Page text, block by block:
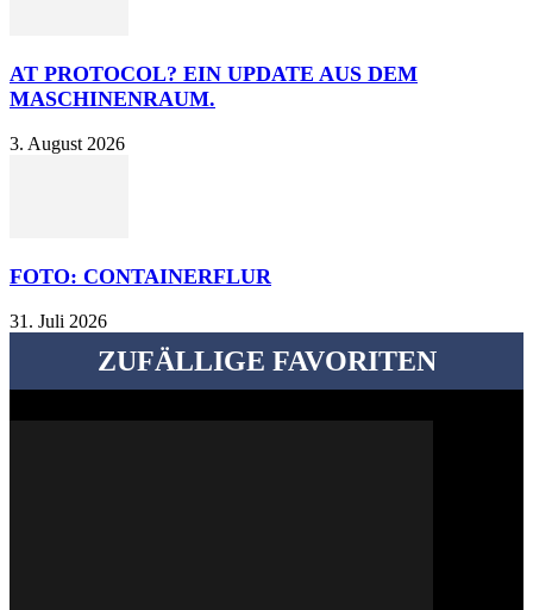
AT PROTOCOL? EIN UPDATE AUS DEM
MASCHINENRAUM.
3. August 2026
FOTO: CONTAINERFLUR
31. Juli 2026
ZUFÄLLIGE FAVORITEN